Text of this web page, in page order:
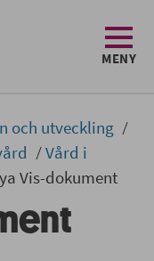
MENY
och utveckling
Vård i
Vis-dokument